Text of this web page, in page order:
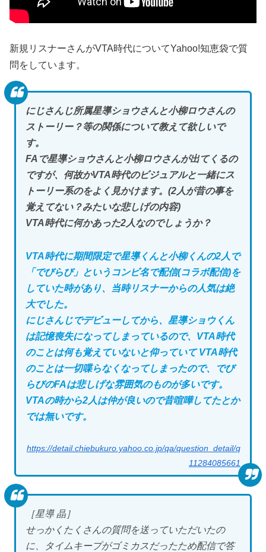
新規リスナーさんがVTA時代についてYahoo!知恵袋で質
問をしています。
にじさんじ所属星導ショウさんと小柳ロウさんの
ストーリー？等の関係について教えて欲しいで
す。
FAで星導ショウさんと小柳ロウさんが出てくるの
ですが、何故かVTA時代のビジュアルと一緒にス
トーリー系のをよく見かけます。(2人が昔の事を
覚えてない？みたいな悲しげの内容)
VTA時代に何かあった2人なのでしょうか？
VTA時代に期間限定で星導くんと小柳くんの2人で
「でびらび」というコンビ名で配信(コラボ配信)を
していた時があり、当時リスナーからの人気は絶
大でした。
にじさんじでデビューしてから、星導ショウくん
は記憶喪失になってしまっているので、VTA時代
のことは何も覚えていないと仰っていて VTA時代
のことは一切喋らなくなってしまったので、でび
らびのFAは悲しげな雰囲気のものが多いです。
VTAの時から2人は仲が良いので昔喧嘩してたとか
では無いです。
https://detail.chiebukuro.yahoo.co.jp/qa/question_detail/q
11284085661
［星導 晶］
せっかくたくさんの質問を送っていただいたの
に、タイムキープがゴミカスだったため配信で答